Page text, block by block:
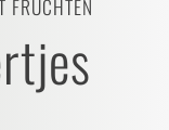
FRÜCHTEN